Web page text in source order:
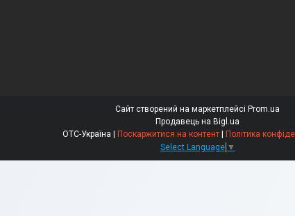
Сайт створений на маркетплейсі Prom.ua
Продавець на Bigl.ua
Поскаржитися на контент
Політика
Select Language ▼